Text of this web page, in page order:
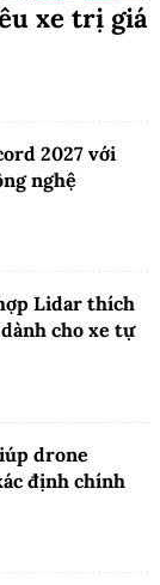
xe trị giá
2027 với
nghệ
Lidar thích
cho xe tự
drone
định chính